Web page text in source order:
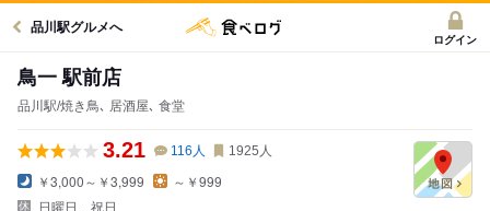
品川駅グルメへ
ログイン
鳥一 駅前店
品川駅/焼き鳥､ 居酒屋､ 食堂
3.21 116 人 1925 人
￥3,000～￥3,999
～￥999
日曜日、祝日